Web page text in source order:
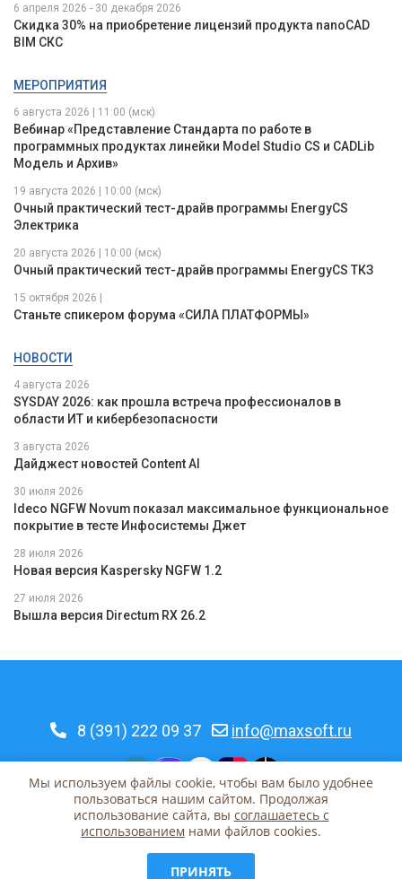
6 апреля 2026 - 30 декабря 2026
Скидка 30% на приобретение лицензий продукта nanoCAD
BIM СКС
МЕРОПРИЯТИЯ
6 августа 2026 | 11:00 (мск)
Вебинар «Представление Стандарта по работе в
программных продуктах линейки Model Studio CS и CADLib
Модель и Архив»
19 августа 2026 | 10:00 (мск)
Очный практический тест-драйв программы EnergyCS
Электрика
20 августа 2026 | 10:00 (мск)
Очный практический тест-драйв программы EnergyCS ТКЗ
15 октября 2026 |
Станьте спикером форума «СИЛА ПЛАТФОРМЫ»
НОВОСТИ
4 августа 2026
SYSDAY 2026: как прошла встреча профессионалов в
области ИТ и кибербезопасности
3 августа 2026
Дайджест новостей Content AI
30 июля 2026
Ideco NGFW Novum показал максимальное функциональное
покрытие в тесте Инфосистемы Джет
28 июля 2026
Новая версия Kaspersky NGFW 1.2
27 июля 2026
Вышла версия Directum RX 26.2
8 (391) 222 09 37 info@maxsoft.ru
© 2026 MaxSoft | Красноярск, Урицкого, 31
Мы используем файлы cookie, чтобы вам было удобнее
пользоваться нашим сайтом. Продолжая
использование сайта, вы соглашаетесь c
использованием нами файлов cookies.
ПРИНЯТЬ